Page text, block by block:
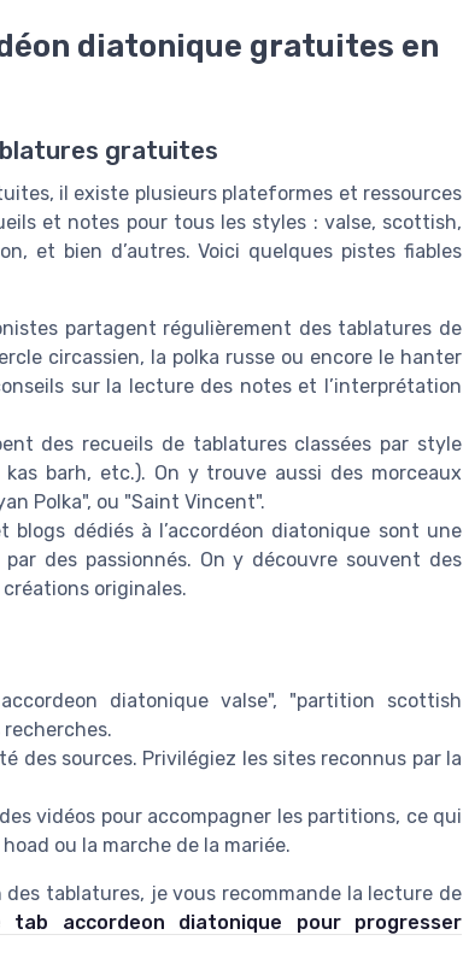
diatonique gratuites en
gratuites
il existe plusieurs plateformes et ressources
et notes pour tous les styles : valse, scottish,
et bien d’autres. Voici quelques pistes fiables
partagent régulièrement des tablatures de
circassien, la polka russe ou encore le hanter
sur la lecture des notes et l’interprétation
des recueils de tablatures classées par style
barh, etc.). On y trouve aussi des morceaux
Polka", ou "Saint Vincent".
blogs dédiés à l’accordéon diatonique sont une
des passionnés. On y découvre souvent des
originales.
diatonique valse", "partition scottish
des sources. Privilégiez les sites reconnus par la
vidéos pour accompagner les partitions, ce qui
ou la marche de la mariée.
tablatures, je vous recommande la lecture de
accordeon diatonique pour progresser